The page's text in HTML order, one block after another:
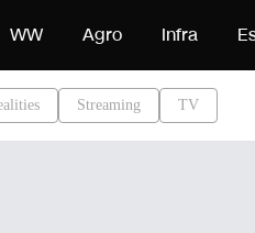
WW Agro Infra
Streaming TV